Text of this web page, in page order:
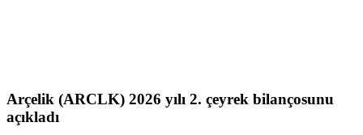
Arçelik (ARCLK) 2026 yılı 2. çeyrek bilançosunu
açıkladı